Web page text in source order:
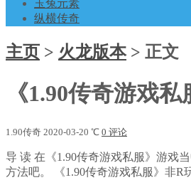
玉兔元素
纵横传奇
主页 > 火龙版本> 正文
《1.90传奇游戏
1.90传奇 2020-03-20 ℃ 0 评论
导 读 在《1.90传奇游戏私服》游戏
方法吧。 《1.90传奇游戏私服》非R